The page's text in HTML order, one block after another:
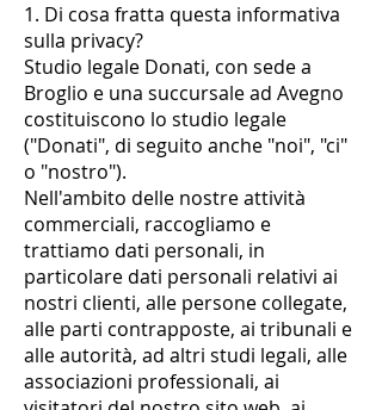
1. Di cosa fratta questa informativa
sulla privacy?
Studio legale Donati, con sede a
Broglio e una succursale ad Avegno
costituiscono lo studio legale
("Donati", di seguito anche "noi", "ci"
o "nostro").
Nell'ambito delle nostre attività
commerciali, raccogliamo e
trattiamo dati personali, in
particolare dati personali relativi ai
nostri clienti, alle persone collegate,
alle parti contrapposte, ai tribunali e
alle autorità, ad altri studi legali, alle
associazioni professionali, ai